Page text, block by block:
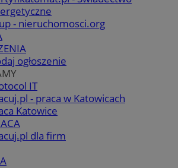
- nieruchomosci.org
ogłoszenie
IT
- praca w Katowicach
Katowice
dla firm